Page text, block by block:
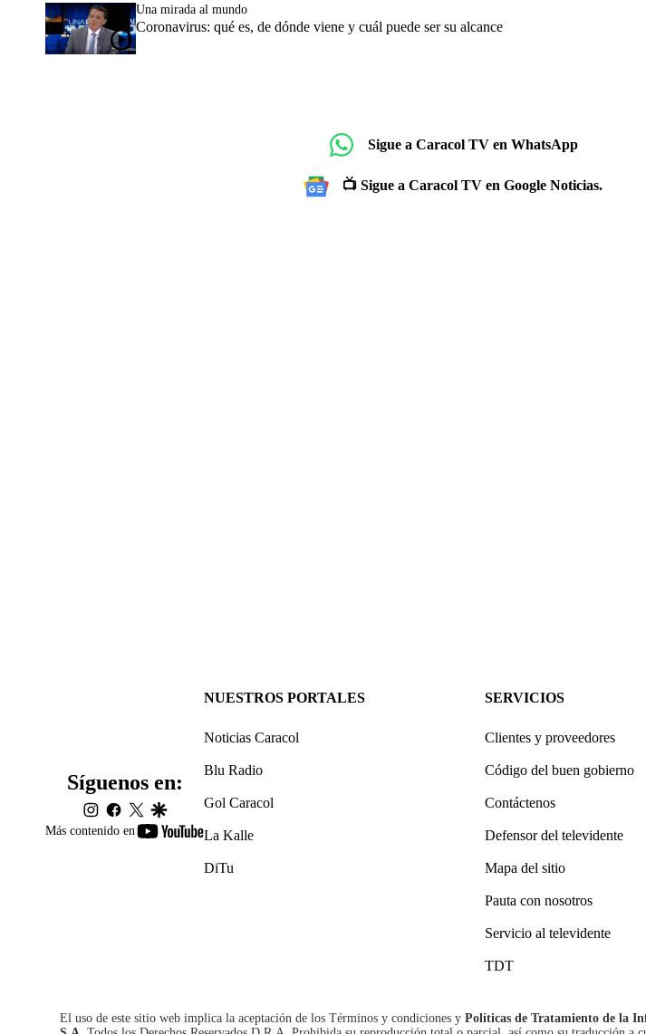
Una mirada al mundo
Coronavirus: qué es, de dónde viene y cuál puede ser su alcance
Sigue a Caracol TV en WhatsApp
📺 Sigue a Caracol TV en Google Noticias.
Más contenido en
youtube-
Síguenos en:
instagram
facebook
twittergoogle
NUESTROS PORTALES
Noticias Caracol
Blu Radio
Gol Caracol
La Kalle
DiTu
SERVICIOS
Clientes y proveedores
Código del buen gobierno
Contáctenos
Defensor del televidente
Mapa del sitio
Pauta con nosotros
Servicio al televidente
TDT
El uso de este sitio web implica la aceptación de los Términos y condiciones y Políticas de Tratamiento de la